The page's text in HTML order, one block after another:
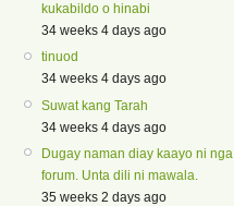
kukabildo o hinabi
34 weeks 4 days ago
tinuod
34 weeks 4 days ago
Suwat kang Tarah
34 weeks 4 days ago
Dugay naman diay kaayo ni nga
forum. Unta dili ni mawala.
35 weeks 2 days ago